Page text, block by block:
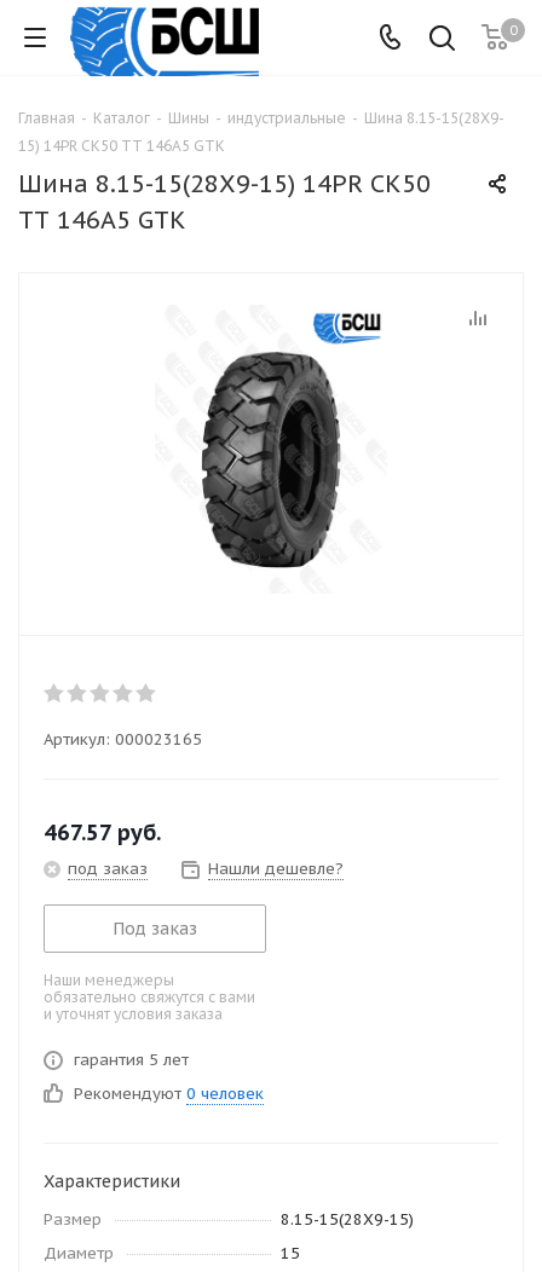
0
Главная - Каталог - Шины - индустриальные - Шина 8.15-15(28Х9-
15) 14PR CK50 TТ 146A5 GTK
Шина 8.15-15(28Х9-15) 14PR CK50
TТ 146A5 GTK
Артикул: 000023165
467.57 руб.
под заказ Нашли дешевле?
Под заказ
Наши менеджеры
обязательно свяжутся с вами
и уточнят условия заказа
гарантия 5 лет
Рекомендуют 0 человек
Характеристики
Размер
8.15-15(28Х9-15)
Диаметр
15